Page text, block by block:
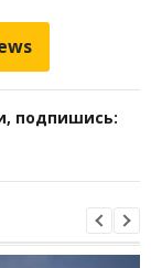
подпишись: